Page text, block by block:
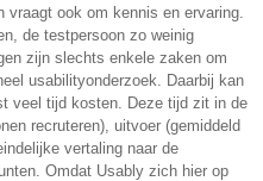
vraagt ook om kennis en ervaring.
de testpersoon zo weinig
zijn slechts enkele zaken om
usabilityonderzoek. Daarbij kan
veel tijd kosten. Deze tijd zit in de
recruteren), uitvoer (gemiddeld
vertaling naar de
Omdat Usably zich hier op